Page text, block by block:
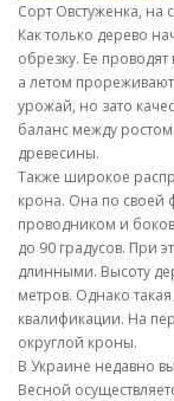
Сорт Овстуженка, на
Как только дерево
обрезку. Ее
а летом
урожай, но зато
баланс между
древесины.
Также широкое
крона. Она по своей
проводником и
до 90 градусов. При
длинными. Высоту
метров. Однако
квалификации. На
округлой кроны.
В Украине недавно
Весной